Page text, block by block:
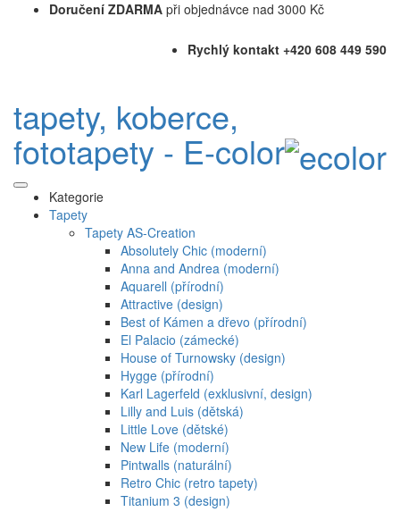
Doručení ZDARMA při objednávce nad 3000 Kč
Rychlý kontakt +420 608 449 590
tapety, koberce,
fototapety - E-color
Kategorie
Tapety
Tapety AS-Creation
Absolutely Chic (moderní)
Anna and Andrea (moderní)
Aquarell (přírodní)
Attractive (design)
Best of Kámen a dřevo (přírodní)
El Palacio (zámecké)
House of Turnowsky (design)
Hygge (přírodní)
Karl Lagerfeld (exklusivní, design)
Lilly and Luis (dětská)
Little Love (dětské)
New Life (moderní)
Pintwalls (naturální)
Retro Chic (retro tapety)
Titanium 3 (design)